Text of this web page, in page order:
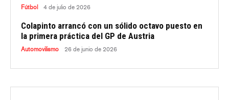
Fútbol 4 de julio de 2026
Colapinto arrancó con un sólido octavo puesto en
la primera práctica del GP de Austria
Automovilismo 26 de junio de 2026